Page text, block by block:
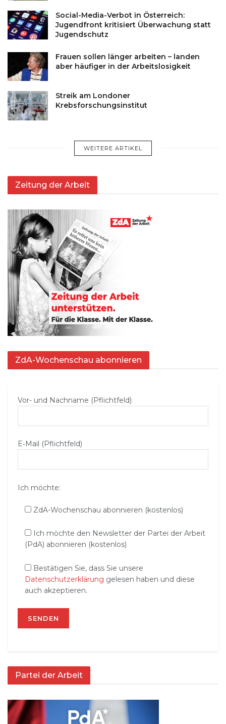
Social-Media-Verbot in Österreich:
Jugendfront kritisiert Überwachung statt
Jugendschutz
Frauen sollen länger arbeiten – landen
aber häufiger in der Arbeitslosigkeit
Streik am Londoner
Krebsforschungsinstitut
WEITERE ARTIKEL
Zeitung der Arbeit
ZdA-Wochenschau abonnieren
Vor- und Nachname (Pflichtfeld)
E‑Mail (Pflichtfeld)
Ich möchte:
ZdA-Wochenschau abonnieren (kostenlos)
Ich möchte den Newsletter der Partei der Arbeit
(PdA) abonnieren (kostenlos)
Bestätigen Sie, dass Sie unsere
Datenschutzerklärung gelesen haben und diese
auch akzeptieren.
Partei der Arbeit